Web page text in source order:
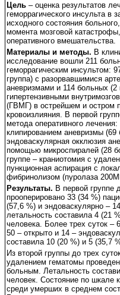
Цель– оценка результатов
геморрагического инсульта в
исходного состояния
момента мозговой
оперативного вмешательства.
Материалы и методы. В
исследование вошли 211
геморрагическим инсультом:
группа) с разорвавшимися
аневризмами и 114 больных (2
гипертензивными
(ГВМГ) в острейшем и остром
кровоизлияния. В первой
метода оперативного лечения:
клипированием аневризмы (69
эндоваскулярная окклюзия
помощью микроспиралей (28
группе – краниотомия с
пункционная аспирация с
фибринолизом (пуролаза
Результаты. В первой группе
прооперировано 33 (34 %)
(57,6 %) и эндоваскулярно –
летальность составила 4 (21
человека. Более трех суток –
50 – открыто и 14 –
составила 10 (20 %) и 5 (35,7
Из второй группы до трех
удалением гематомы
больным. Летальность
человек. Состояние по шкале
среди умерших в среднем